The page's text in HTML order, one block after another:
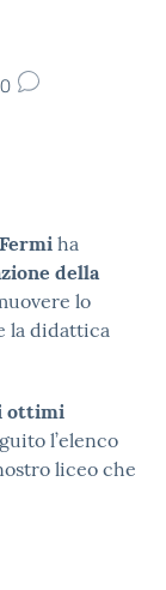
0
ha
della
lo
la didattica
ottimi
l’elenco
liceo che